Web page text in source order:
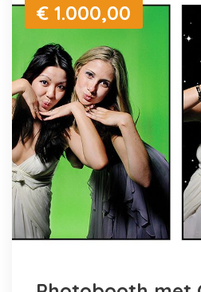
€ 1.000,00